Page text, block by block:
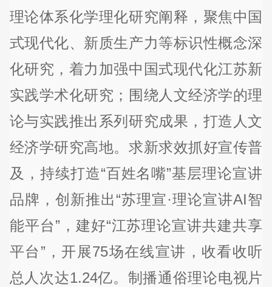
理论体系化学理化研究阐释，聚焦中国
式现代化、新质生产力等标识性概念深
化研究，着力加强中国式现代化江苏新
实践学术化研究；围绕人文经济学的理
论与实践推出系列研究成果，打造人文
经济学研究高地。求新求效抓好宣传普
及，持续打造“百姓名嘴”基层理论宣讲
品牌，创新推出“苏理宣·理论宣讲AI智
能平台”，建好“江苏理论宣讲共建共享
平台”，开展75场在线宣讲，收看收听
总人次达1.24亿。制播通俗理论电视片